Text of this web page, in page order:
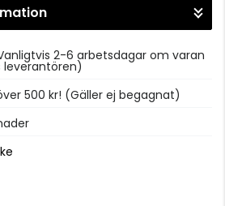
Gå till kassan
2-6 arbetsdagar om varan
leverantören)
500 kr! (Gäller ej begagnat)